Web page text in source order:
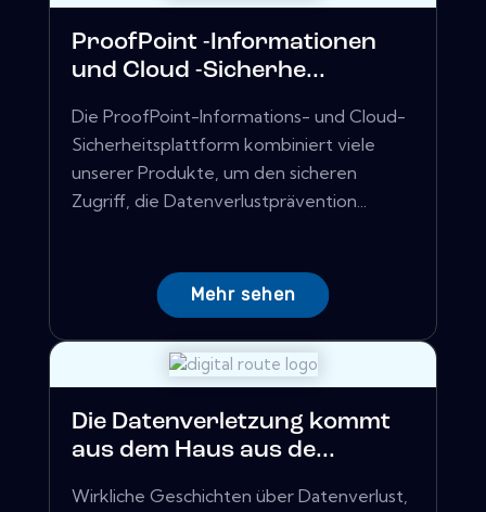
ProofPoint -Informationen
und Cloud -Sicherhe...
Die ProofPoint-Informations- und Cloud-
Sicherheitsplattform kombiniert viele
unserer Produkte, um den sicheren
Zugriff, die Datenverlustprävention...
Mehr sehen
Die Datenverletzung kommt
aus dem Haus aus de...
Wirkliche Geschichten über Datenverlust,